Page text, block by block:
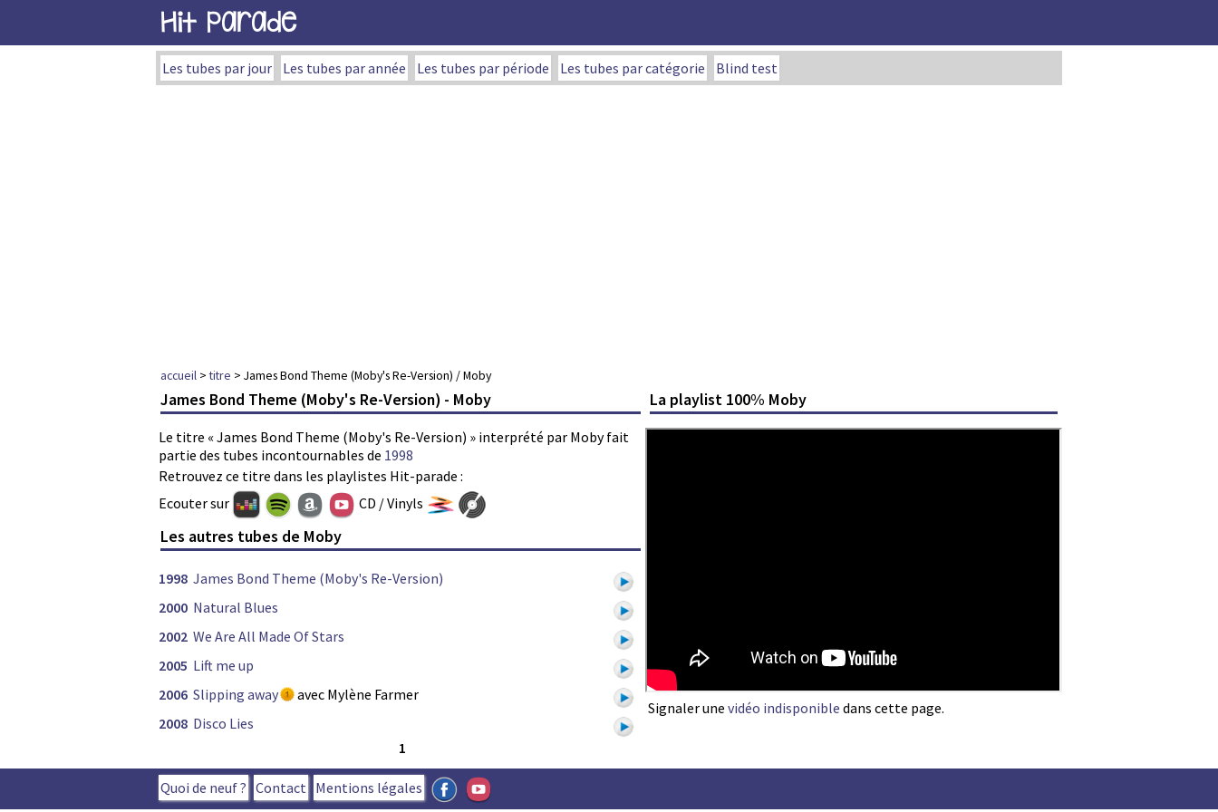
Hit Parade
Les tubes par jour Les tubes par année Les tubes par période Les tubes par catégorie Blind test
accueil >titre > James Bond Theme (Moby's Re-Version) / Moby
James Bond Theme (Moby's Re-Version) - Moby
Le titre « James Bond Theme (Moby's Re-Version) » interprété par Moby fait
partie des tubes incontournables de 1998
Retrouvez ce titre dans les playlistes Hit-parade :
La playlist 100% Moby
Signaler une vidéo indisponible dans cette page.
Ecouter sur CD / Vinyls
Les autres tubes de Moby
1998 James Bond Theme (Moby's Re-Version)
2000 Natural Blues
2002 We Are All Made Of Stars
2005 Lift me up
2006 Slipping away
avec Mylène Farmer
2008 Disco Lies
1
Quoi de neuf ? Contact Mentions légales